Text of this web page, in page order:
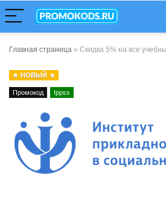
Главная страница » Скидка 5% на все
НОВЫЙ
Промокод Ippss